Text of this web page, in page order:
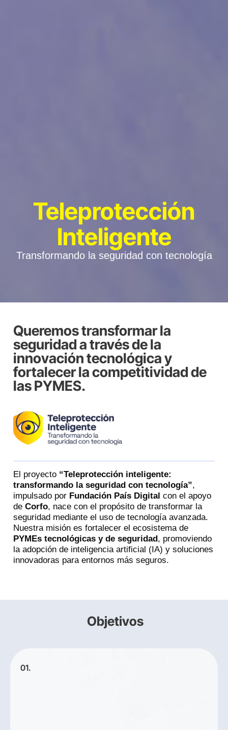
Teleprotección
Inteligente
Transformando la seguridad con tecnología
Queremos transformar la
seguridad a través de la
innovación tecnológica y
fortalecer la competitividad de
las PYMES.
El proyecto “Teleprotección inteligente:
transformando la seguridad con tecnología”,
impulsado por Fundación País Digital con el apoyo
de Corfo, nace con el propósito de transformar la
seguridad mediante el uso de tecnología avanzada.
Nuestra misión es fortalecer el ecosistema de
PYMEs tecnológicas y de seguridad, promoviendo
la adopción de inteligencia artificial (IA) y soluciones
innovadoras para entornos más seguros.
Objetivos
01.